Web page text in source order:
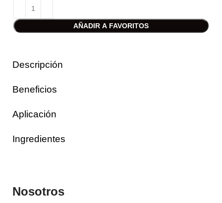
AÑADIR A FAVORITOS
Descripción
Beneficios
Aplicación
Ingredientes
Nosotros